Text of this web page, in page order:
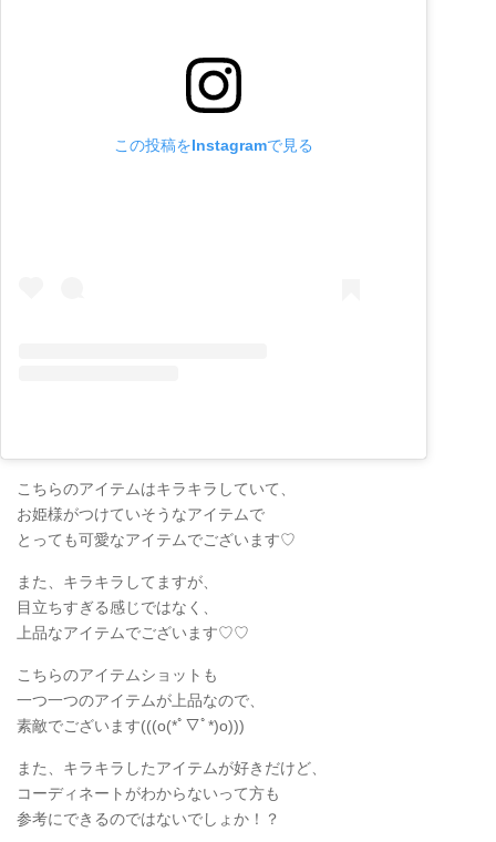
この投稿をInstagramで見る
こちらのアイテムはキラキラしていて、
お姫様がつけていそうなアイテムで
とっても可愛なアイテムでございます♡
また、キラキラしてますが、
目立ちすぎる感じではなく、
上品なアイテムでございます♡♡
こちらのアイテムショットも
一つ一つのアイテムが上品なので、
素敵でございます(((o(*ﾟ▽ﾟ*)o)))
また、キラキラしたアイテムが好きだけど、
コーディネートがわからないって方も
参考にできるのではないでしょか！？